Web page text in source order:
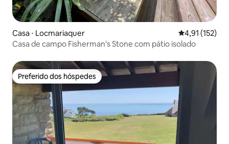
Casa ⋅ Locmariaquer 4,91 de uma
4,91 (152)
Casa de campo Fisherman's Stone com pátio isolado
Preferido dos hóspedes
Preferido dos hóspedes